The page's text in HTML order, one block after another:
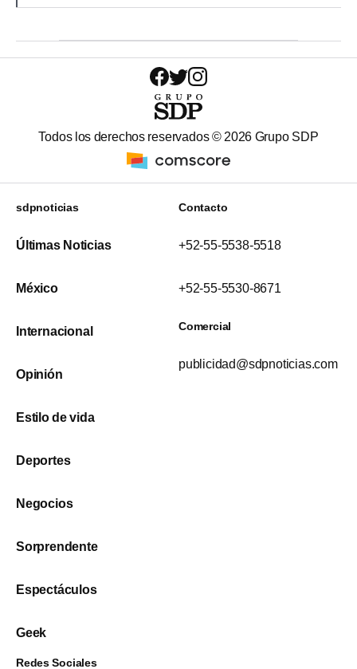
Todos los derechos reservados © 2026 Grupo SDP
sdpnoticias
Últimas Noticias
México
Internacional
Opinión
Estilo de vida
Deportes
Negocios
Sorprendente
Espectáculos
Geek
Contacto
+52-55-5538-5518
+52-55-5530-8671
Comercial
publicidad@sdpnoticias.com
Redes Sociales